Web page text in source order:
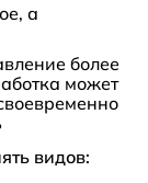
а
более
может
видов: